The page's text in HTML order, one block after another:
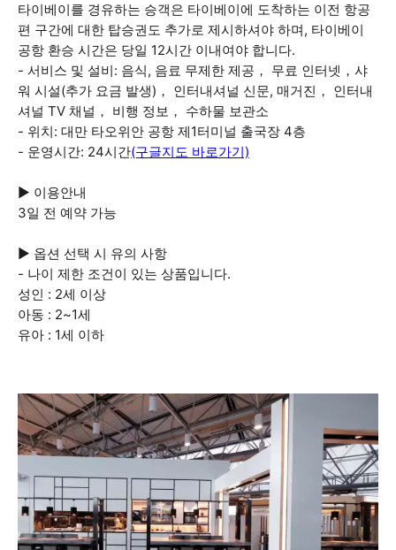
타이베이를 경유하는 승객은 타이베이에 도착하는 이전 항공
편 구간에 대한 탑승권도 추가로 제시하셔야 하며, 타이베이
공항 환승 시간은 당일 12시간 이내여야 합니다.
- 서비스 및 설비: 음식, 음료 무제한 제공， 무료 인터넷，샤
워 시설(추가 요금 발생)， 인터내셔널 신문, 매거진， 인터내
셔널 TV 채널， 비행 정보， 수하물 보관소
- 위치: 대만 타오위안 공항 제1터미널 출국장 4층
- 운영시간: 24시간(구글지도 바로가기)
▶ 이용안내
3일 전 예약 가능
▶ 옵션 선택 시 유의 사항
- 나이 제한 조건이 있는 상품입니다.
성인 : 2세 이상
아동 : 2~1세
유아 : 1세 이하